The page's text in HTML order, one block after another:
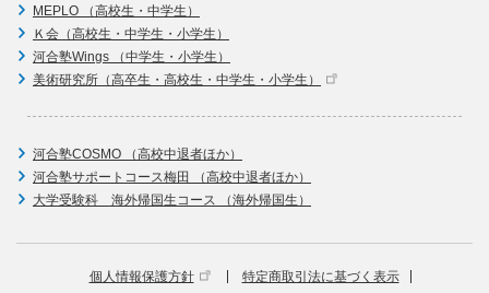
MEPLO （高校生・中学生）
Ｋ会（高校生・中学生・小学生）
河合塾Wings （中学生・小学生）
美術研究所（高卒生・高校生・中学生・小学生）
河合塾COSMO （高校中退者ほか）
河合塾サポートコース梅田 （高校中退者ほか）
大学受験科 海外帰国生コース （海外帰国生）
個人情報保護方針
特定商取引法に基づく表示